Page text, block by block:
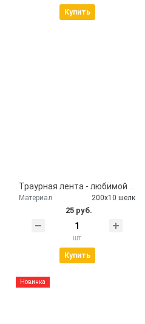
Купить
Материал 200х10 шелк
25 руб.
шт
Купить
Новинка